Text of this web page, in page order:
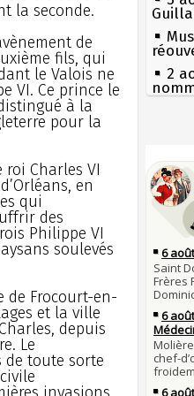
la seconde.
de
fils, qui
le Valois ne
VI. Ce prince le
à la
pour la
Charles VI
en
qui
des
Philippe VI
soulevés
de Frocourt-en-
et la ville
depuis
Le
de toute sorte
2
31
les
en
29
la
28
27
27
mort
son